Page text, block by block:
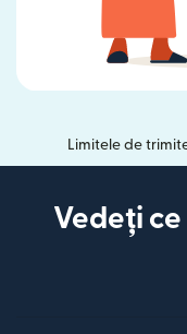
Limitele de
Vedeți